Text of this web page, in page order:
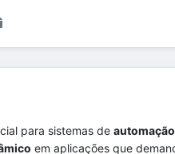
para sistemas de
em aplicações que